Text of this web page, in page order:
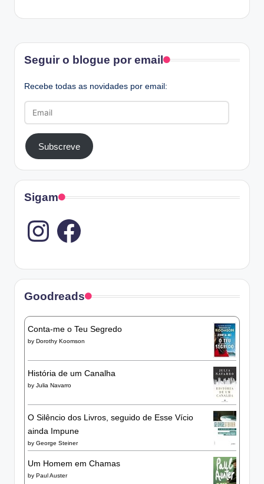
Seguir o blogue por email
Recebe todas as novidades por email:
Subscreve
Sigam
Instagram
Goodreads
Conta-me o Teu Segredo
by Dorothy Koomson
História de um Canalha
by Julia Navarro
O Silêncio dos Livros, seguido de Esse Vício
ainda Impune
by George Steiner
Um Homem em Chamas
by Paul Auster